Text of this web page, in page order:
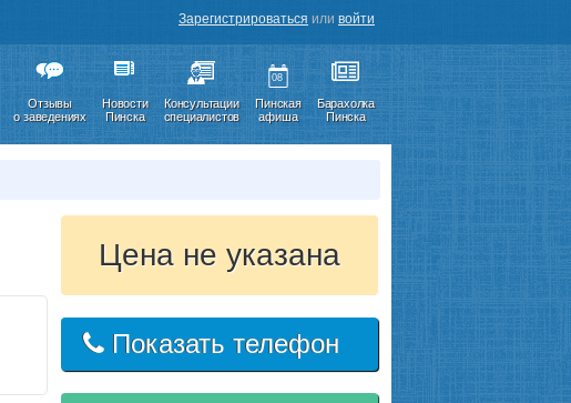
Зарегистрироваться или войти
Отзывы
о заведениях
Новости
Пинска
Консультации
специалистов
08
Пинская
афиша
Барахолка
Пинска
Цена не указана
Показать телефон